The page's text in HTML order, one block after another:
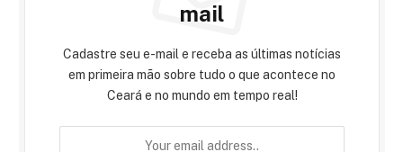
mail
Cadastre seu e-mail e receba as últimas notícias
em primeira mão sobre tudo o que acontece no
Ceará e no mundo em tempo real!